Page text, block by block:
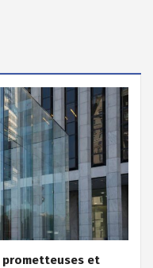
prometteuses et